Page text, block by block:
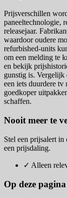
Prijsverschillen
paneeltechnologie,
releasejaar.
waardoor oudere
refurbished‑units
om een melding te
en bekijk
gunstig is. Vergelijk
een iets duurdere
goedkoper
schaffen.
Nooit meer te
Stel een prijsalert
een prijsdaling.
✓ Alleen
Op deze pagina